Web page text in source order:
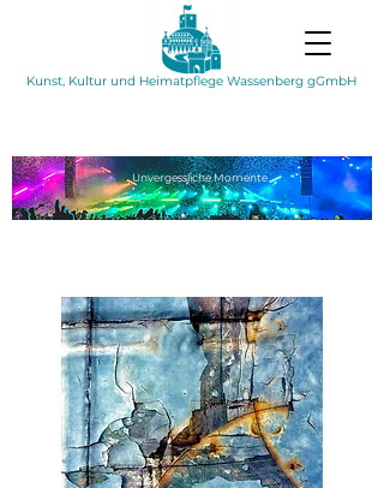
Kunst, Kultur und Heimatpflege Wassenberg gGmbH
UnvergesslicheMomente